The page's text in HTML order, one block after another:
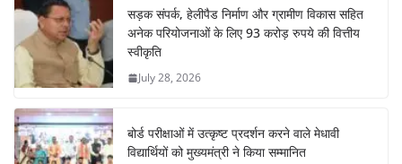
सड़क संपर्क, हेलीपैड निर्माण और ग्रामीण विकास सहित
अनेक परियोजनाओं के लिए 93 करोड़ रुपये की वित्तीय
स्वीकृति
July 28, 2026
बोर्ड परीक्षाओं में उत्कृष्ट प्रदर्शन करने वाले मेधावी
विद्यार्थियों को मुख्यमंत्री ने किया सम्मानित